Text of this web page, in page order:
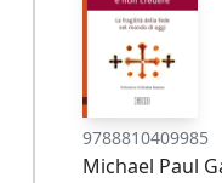
9788810409985
Michael Paul